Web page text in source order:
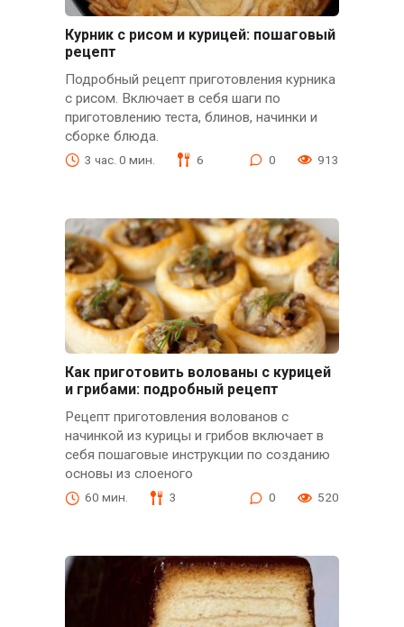
Курник с рисом и курицей: пошаговый
рецепт
Подробный рецепт приготовления курника
с рисом. Включает в себя шаги по
приготовлению теста, блинов, начинки и
сборке блюда.
3 час. 0 мин. 6 0 913
Как приготовить волованы с курицей
и грибами: подробный рецепт
Рецепт приготовления волованов с
начинкой из курицы и грибов включает в
себя пошаговые инструкции по созданию
основы из слоеного
60 мин. 3 0 520